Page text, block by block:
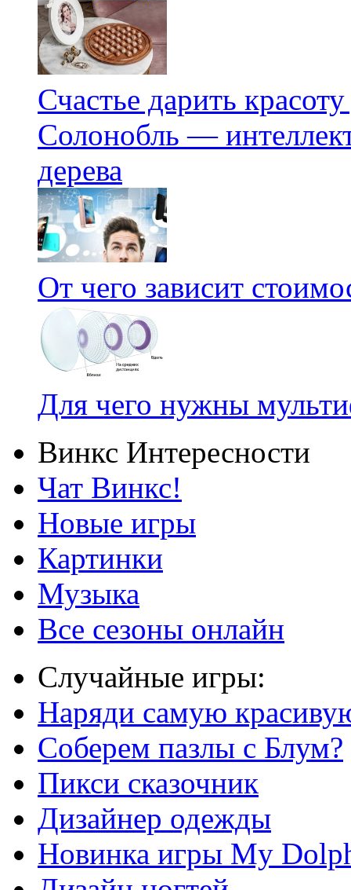
Счастье дарить
Солонобль —
дерева
От чего зависит
Для чего нужны
Винкс Интересности
Чат Винкс!
Новые игры
Картинки
Музыка
Все сезоны онлайн
Случайные игры:
Наряди самую
Соберем пазлы с Блум?
Пикси сказочник
Дизайнер одежды
Новинка игры My